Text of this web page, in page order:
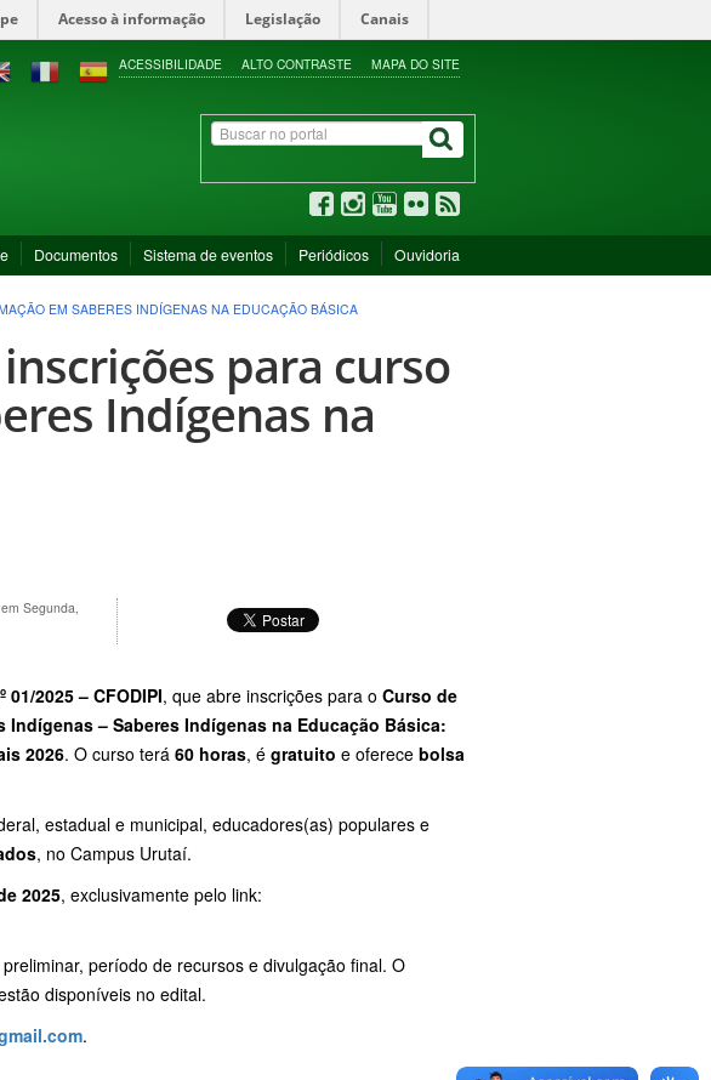
Acesso à informação Legislação Canais
ACESSIBILIDADE ALTO CONTRASTE MAPA DO SITE
Documentos Sistema de eventos Periódicos Ouvidoria
EM SABERES INDÍGENAS NA EDUCAÇÃO BÁSICA
para curso
Indígenas na
Segunda,
01/2025 – CFODIPI, que abre inscrições para o Curso de
– Saberes Indígenas na Educação Básica:
2026. O curso terá 60 horas, é gratuito e oferece bolsa
estadual e municipal, educadores(as) populares e
, no Campus Urutaí.
2025, exclusivamente pelo link:
período de recursos e divulgação final. O
disponíveis no edital.
.